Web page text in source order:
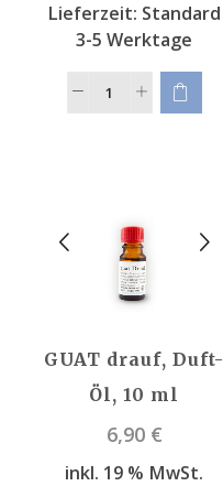
Lieferzeit: Standard
3-5 Werktage
GUAT drauf, Duft-
Öl, 10 ml
6,90 €
inkl. 19 % MwSt.